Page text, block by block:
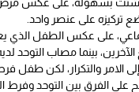
على عنصر واحد.
على عكس الطفل الذي
بينما مصاب التوحد
الامر والتكرار، لكن طفل
الفرق بين التوحد وفرط